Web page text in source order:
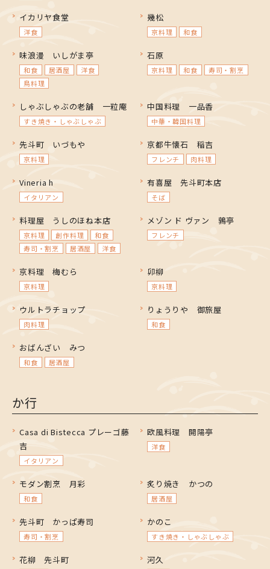
イカリヤ食堂
洋食
幾松
京料理 和食
味浪漫 いしがま亭
和食 居酒屋
洋食
鳥料理
石原
京料理 和食 寿司・割烹
しゃぶしゃぶの老舗 一粒庵
すき焼き・しゃぶしゃぶ
中国料理 一品香
中華・韓国料理
先斗町 いづもや
京料理
京都牛懐石 稲吉
フレンチ 肉料理
Vineria h
イタリアン
有喜屋 先斗町本店
そば
料理屋 うしのほね本店
京料理 創作料理
和食
寿司・割烹
居酒屋 洋食
メゾン ド ヴァン 鶉亭
フレンチ
京料理 梅むら
京料理
卯柳
京料理
ウルトラチョップ
肉料理
りょうりや 御旅屋
和食
おばんざい みつ
和食 居酒屋
か行
Casa di Bistecca プレーゴ藤
吉
イタリアン
欧風料理 開陽亭
洋食
モダン割烹 月彩
和食
炙り焼き かつの
居酒屋
先斗町 かっぱ寿司
寿司・割烹
かのこ
すき焼き・しゃぶしゃぶ
花柳 先斗町 河久